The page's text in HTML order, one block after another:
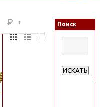
Поиск
ИСКАТЬ